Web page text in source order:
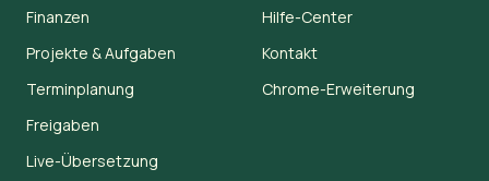
Finanzen
Projekte & Aufgaben
Terminplanung
Freigaben
Live-Übersetzung
Hilfe-Center
Kontakt
Chrome-Erweiterung